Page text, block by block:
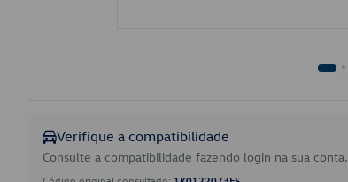
Verifique a compatibilidade
Consulte a compatibilidade fazendo login na sua conta.